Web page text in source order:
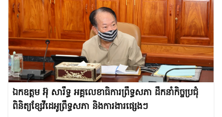
ឯកឧត្តម អ៊ុ សារឹទ្ធ អគ្គលេខាធិការព្រឹទ្ធសភា ដឹកនាំកិច្ចប្រជុំ
ពិនិត្យខ្សែវីដេអូព្រឹទ្ធសភា និងការងារផ្សេងៗ